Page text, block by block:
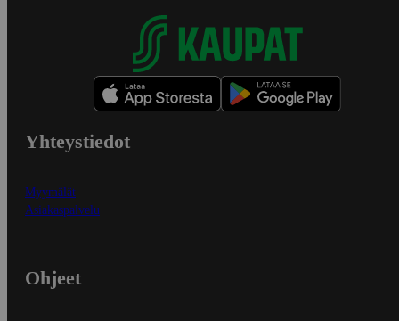
Yhteystiedot
Myymälät
Asiakaspalvelu
Ohjeet